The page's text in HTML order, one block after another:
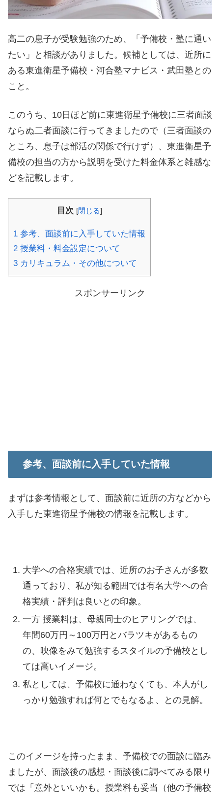
高二の息子が受験勉強のため、「予備校・塾に通い
たい」と相談がありました。候補としては、近所に
ある東進衛星予備校・河合塾マナビス・武田塾との
こと。
このうち、10日ほど前に東進衛星予備校に三者面談
ならぬ二者面談に行ってきましたので（三者面談の
ところ、息子は部活の関係で行けず）、東進衛星予
備校の担当の方から説明を受けた料金体系と雑感な
どを記載します。
目次 [閉じる]
1 参考、面談前に入手していた情報
2 授業料・料金設定について
3 カリキュラム・その他について
スポンサーリンク
参考、面談前に入手していた情報
まずは参考情報として、面談前に近所の方などから
入手した東進衛星予備校の情報を記載します。
大学への合格実績では、近所のお子さんが多数
通っており、私が知る範囲では有名大学への合
格実績・評判は良いとの印象。
一方 授業料は、母親同士のヒアリングでは、
年間60万円～100万円とバラツキがあるもの
の、映像をみて勉強するスタイルの予備校とし
ては高いイメージ。
私としては、予備校に通わなくても、本人がし
っかり勉強すれば何とでもなるよ、との見解。
このイメージを持ったまま、予備校での面談に臨み
ましたが、面談後の感想・面談後に調べてみる限り
では「意外といいかも。授業料も妥当（他の予備校